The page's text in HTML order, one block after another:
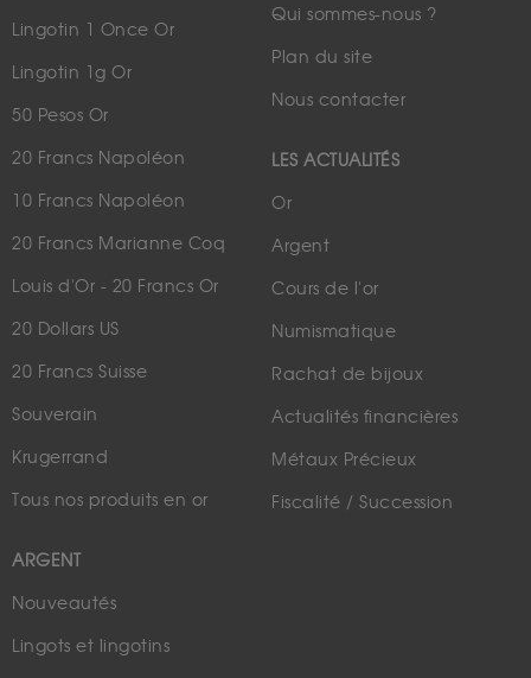
Lingotin 1 Once Or
Lingotin 1g Or
50 Pesos Or
20 Francs Napoléon
10 Francs Napoléon
20 Francs Marianne Coq
Louis d'Or - 20 Francs Or
20 Dollars US
20 Francs Suisse
Souverain
Krugerrand
Tous nos produits en or
ARGENT
Nouveautés
Lingots et lingotins
Qui sommes-nous ?
Plan du site
Nous contacter
LES ACTUALITÉS
Or
Argent
Cours de l'or
Numismatique
Rachat de bijoux
Actualités financières
Métaux Précieux
Fiscalité / Succession